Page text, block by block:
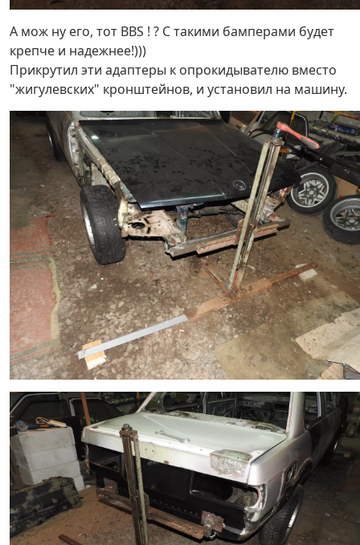
А мож ну его, тот BBS ! ? С такими бамперами будет
крепче и надежнее!)))
Прикрутил эти адаптеры к опрокидывателю вместо
"жигулевских" кронштейнов, и установил на машину.